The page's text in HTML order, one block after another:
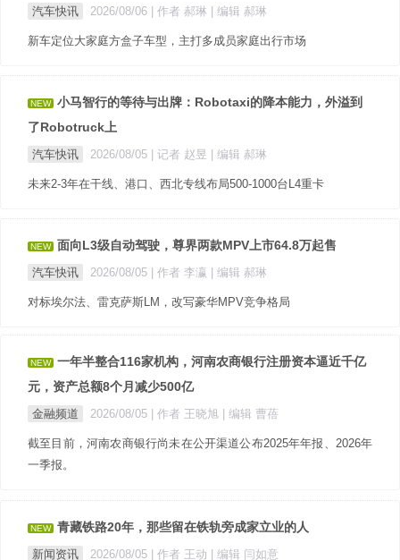
汽车快讯 2026/08/06 | 作者 郝琳 | 编辑 郝琳
新车定位大家庭方盒子车型，主打多成员家庭出行市场
NEW
小马智行的等待与出牌：Robotaxi的降本能力，外溢到
了Robotruck上
汽车快讯 2026/08/05 | 记者 赵昱 | 编辑 郝琳
未来2-3年在干线、港口、西北专线布局500-1000台L4重卡
NEW 面向L3级自动驾驶，尊界两款MPV上市64.8万起售
汽车快讯 2026/08/05 | 作者 李瀛 | 编辑 郝琳
对标埃尔法、雷克萨斯LM，改写豪华MPV竞争格局
NEW
一年半整合116家机构，河南农商银行注册资本逼近千亿
元，资产总额8个月减少500亿
金融频道 2026/08/05 | 作者 王晓旭 | 编辑 曹蓓
截至目前，河南农商银行尚未在公开渠道公布2025年年报、2026年
一季报。
NEW 青藏铁路20年，那些留在铁轨旁成家立业的人
新闻资讯 2026/08/05 | 作者 王动 | 编辑 闫如意